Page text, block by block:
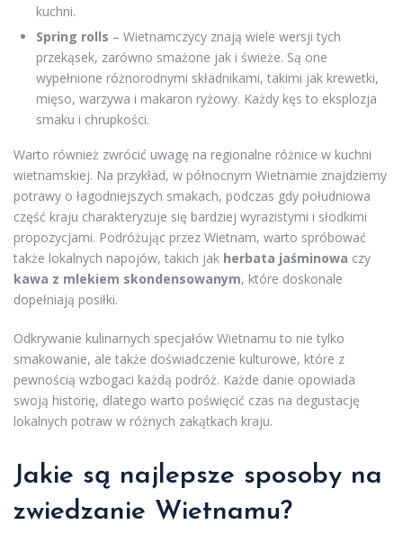
kuchni.
Spring rolls – Wietnamczycy znają wiele wersji tych
przekąsek, zarówno smażone jak i świeże. Są one
wypełnione różnorodnymi składnikami, takimi jak krewetki,
mięso, warzywa i makaron ryżowy. Każdy kęs to eksplozja
smaku i chrupkości.
Warto również zwrócić uwagę na regionalne różnice w kuchni
wietnamskiej. Na przykład, w północnym Wietnamie znajdziemy
potrawy o łagodniejszych smakach, podczas gdy południowa
część kraju charakteryzuje się bardziej wyrazistymi i słodkimi
propozycjami. Podróżując przez Wietnam, warto spróbować
także lokalnych napojów, takich jak herbata jaśminowa czy
kawa z mlekiem skondensowanym, które doskonale
dopełniają posiłki.
Odkrywanie kulinarnych specjałów Wietnamu to nie tylko
smakowanie, ale także doświadczenie kulturowe, które z
pewnością wzbogaci każdą podróż. Każde danie opowiada
swoją historię, dlatego warto poświęcić czas na degustację
lokalnych potraw w różnych zakątkach kraju.
Jakie są najlepsze sposoby na
zwiedzanie Wietnamu?